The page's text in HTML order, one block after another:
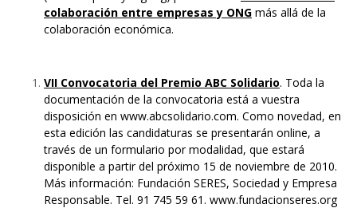
colaboración entre empresas y ONG más allá de la
colaboración económica.
VII Convocatoria del Premio ABC Solidario. Toda la
documentación de la convocatoria está a vuestra
disposición en www.abcsolidario.com. Como novedad, en
esta edición las candidaturas se presentarán online, a
través de un formulario por modalidad, que estará
disponible a partir del próximo 15 de noviembre de 2010.
Más información: Fundación SERES, Sociedad y Empresa
Responsable. Tel. 91 745 59 61. www.fundacionseres.org